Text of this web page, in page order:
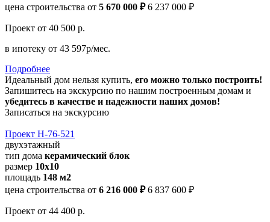
цена строительства от 5 670 000 ₽ 6 237 000 ₽
Проект от 40 500 р.
в ипотеку от 43 597р/мес.
Подробнее
Идеальный дом нельзя купить, его можно только построить!
Запишитесь на экскурсию по нашим построенным домам и
убедитесь в качестве и надежности наших домов!
Записаться на экскурсию
Проект Н-76-521
двухэтажный
тип дома керамический блок
размер 10х10
площадь 148 м2
цена строительства от 6 216 000 ₽ 6 837 600 ₽
Проект от 44 400 р.